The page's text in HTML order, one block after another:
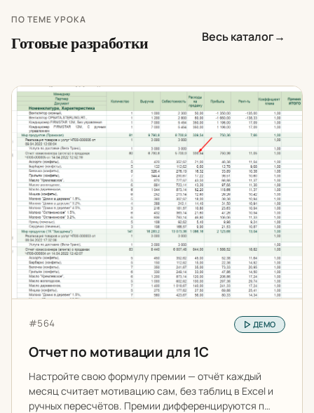
ПО ТЕМЕ УРОКА
Готовые разработки Весь каталог→
Отчет по мотивации для 1С
Артикул:
#564 ДЕМО
Отчет по мотивации для 1С
Настройте свою формулу премии — отчёт каждый
месяц считает мотивацию сам, без таблиц в Excel и
ручных пересчётов. Премии дифференцируются п…